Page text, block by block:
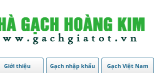
Giới thiệu Gạch nhập khẩu Gạch Việt Nam